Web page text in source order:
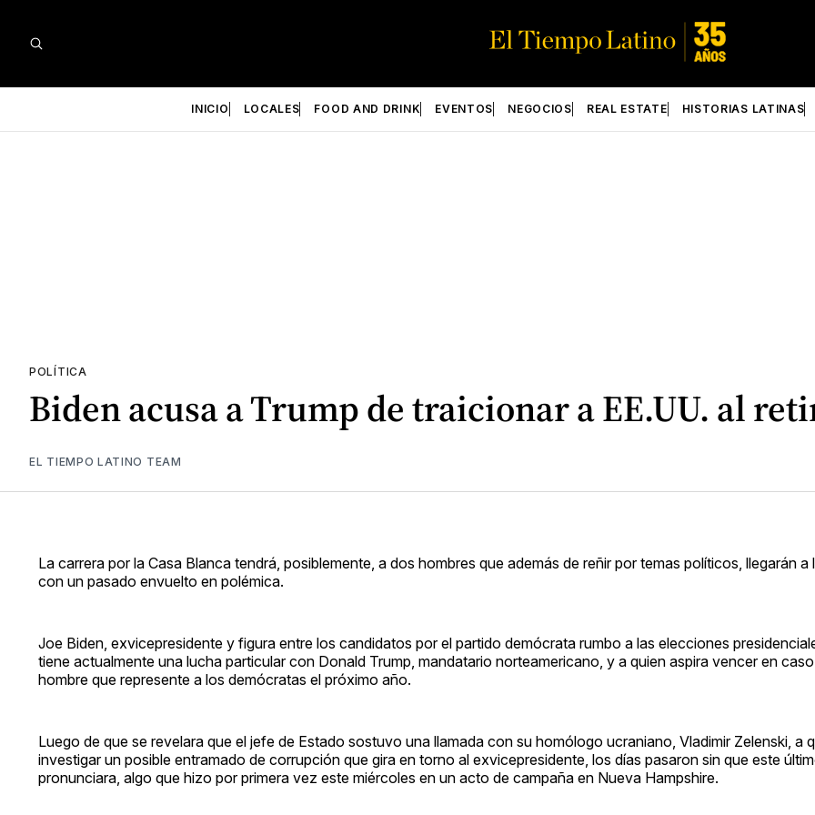
INICIO LOCALES FOOD AND DRINK EVENTOS NEGOCIOS REAL ESTATE HISTORIAS LATINAS
POLÍTICA
Biden acusa a Trump de traicionar a EE.UU. al
EL TIEMPO LATINO TEAM
La carrera por la Casa Blanca tendrá, posiblemente, a dos hombres que además de reñir por temas políticos, llegarán a
con un pasado envuelto en polémica.
Joe Biden, exvicepresidente y figura entre los candidatos por el partido demócrata rumbo a las elecciones
tiene actualmente una lucha particular con Donald Trump, mandatario norteamericano, y a quien aspira vencer en
hombre que represente a los demócratas el próximo año.
Luego de que se revelara que el jefe de Estado sostuvo una llamada con su homólogo ucraniano, Vladimir Zelenski, a
investigar un posible entramado de corrupción que gira en torno al exvicepresidente, los días pasaron sin que este
pronunciara, algo que hizo por primera vez este miércoles en un acto de campaña en Nueva Hampshire.